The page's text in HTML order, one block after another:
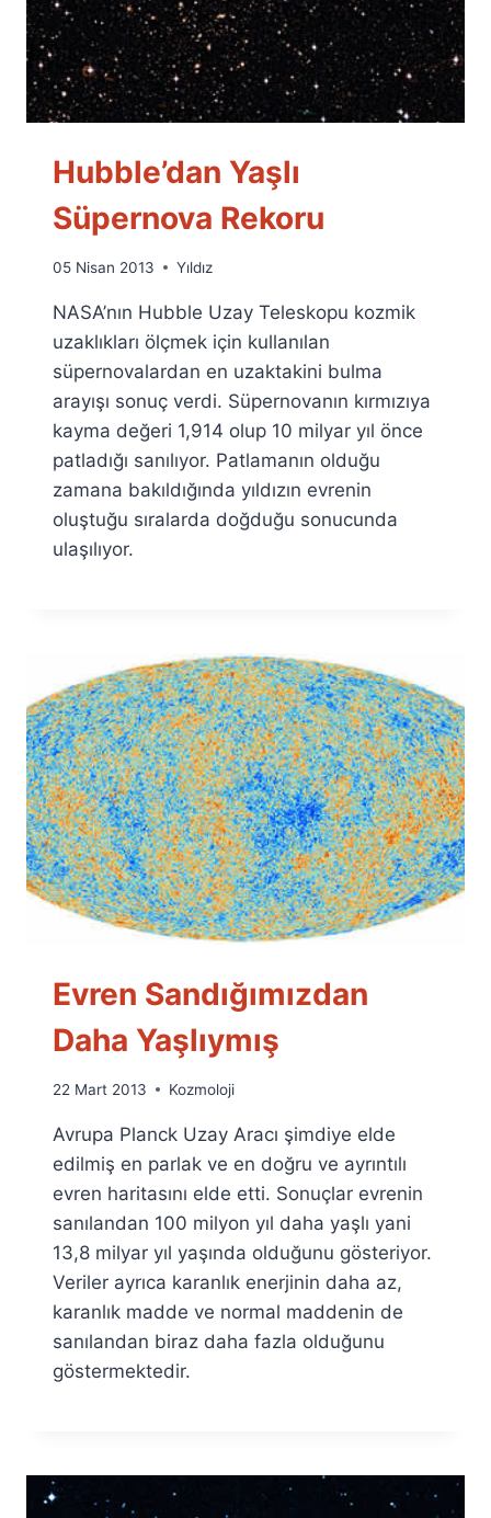
Hubble’dan Yaşlı
Süpernova Rekoru
By
Fuat
Özyar
05 Nisan 2013 Yıldız
NASA’nın Hubble Uzay Teleskopu kozmik
uzaklıkları ölçmek için kullanılan
süpernovalardan en uzaktakini bulma
arayışı sonuç verdi. Süpernovanın kırmızıya
kayma değeri 1,914 olup 10 milyar yıl önce
patladığı sanılıyor. Patlamanın olduğu
zamana bakıldığında yıldızın evrenin
oluştuğu sıralarda doğduğu sonucunda
ulaşılıyor.
Evren Sandığımızdan
Daha Yaşlıymış
By
Fuat
Özyar
22 Mart 2013 Kozmoloji
Avrupa Planck Uzay Aracı şimdiye elde
edilmiş en parlak ve en doğru ve ayrıntılı
evren haritasını elde etti. Sonuçlar evrenin
sanılandan 100 milyon yıl daha yaşlı yani
13,8 milyar yıl yaşında olduğunu gösteriyor.
Veriler ayrıca karanlık enerjinin daha az,
karanlık madde ve normal maddenin de
sanılandan biraz daha fazla olduğunu
göstermektedir.